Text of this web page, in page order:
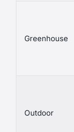
Greenhouse
Outdoor